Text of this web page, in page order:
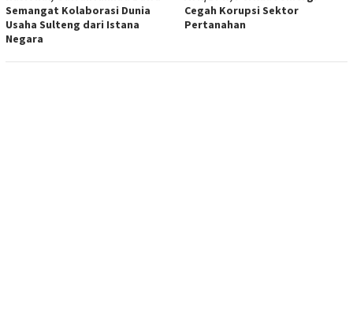
Semangat Kolaborasi Dunia
Usaha Sulteng dari Istana
Negara
Cegah Korupsi Sektor
Pertanahan